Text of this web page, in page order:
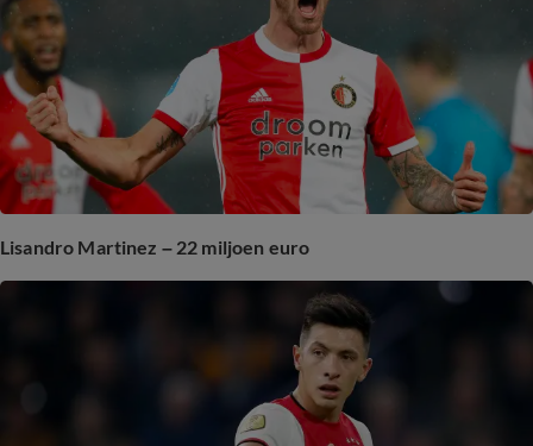
Lisandro Martinez – 22 miljoen euro